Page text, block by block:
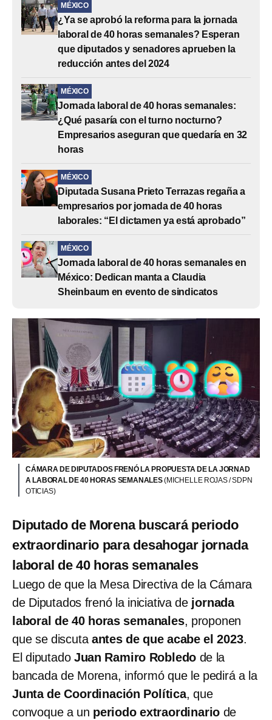
MÉXICO
¿Ya se aprobó la reforma para la jornada
laboral de 40 horas semanales? Esperan
que diputados y senadores aprueben la
reducción antes del 2024
MÉXICO
Jornada laboral de 40 horas semanales:
¿Qué pasaría con el turno nocturno?
Empresarios aseguran que quedaría en 32
horas
MÉXICO
Diputada Susana Prieto Terrazas regaña a
empresarios por jornada de 40 horas
laborales: “El dictamen ya está aprobado”
MÉXICO
Jornada laboral de 40 horas semanales en
México: Dedican manta a Claudia
Sheinbaum en evento de sindicatos
CÁMARA DE DIPUTADOS FRENÓ LA PROPUESTA DE LA JORNAD
A LABORAL DE 40 HORAS SEMANALES(MICHELLE ROJAS / SDPN
OTICIAS)
Diputado de Morena buscará periodo
extraordinario para desahogar jornada
laboral de 40 horas semanales
Luego de que la Mesa Directiva de la Cámara
de Diputados frenó la iniciativa de jornada
laboral de 40 horas semanales, proponen
que se discutaantes de que acabe el 2023.
El diputado Juan Ramiro Robledo de la
bancada de Morena, informó que le pedirá a la
Junta de Coordinación Política, que
convoque a un periodo extraordinario de